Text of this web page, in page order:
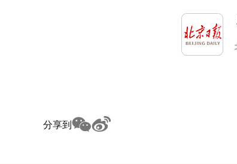
分享到